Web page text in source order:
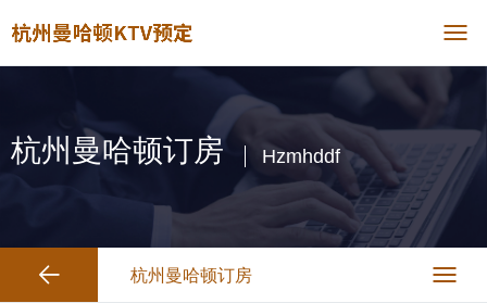
杭州曼哈顿订房 Hzmhddf
杭州曼哈顿订房